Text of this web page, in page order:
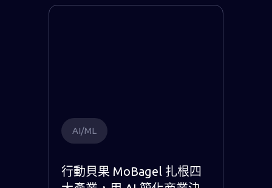
AI/ML
行動貝果 MoBagel 扎根四